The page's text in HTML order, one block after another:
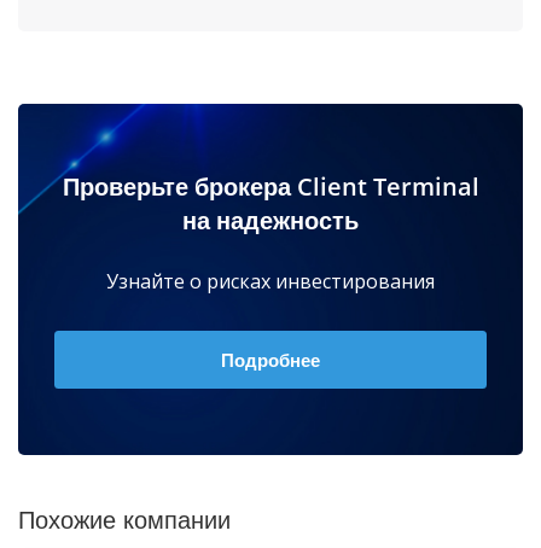
Проверьте брокера Client Terminal
на надежность
Узнайте о рисках инвестирования
Подробнее
Похожие компании